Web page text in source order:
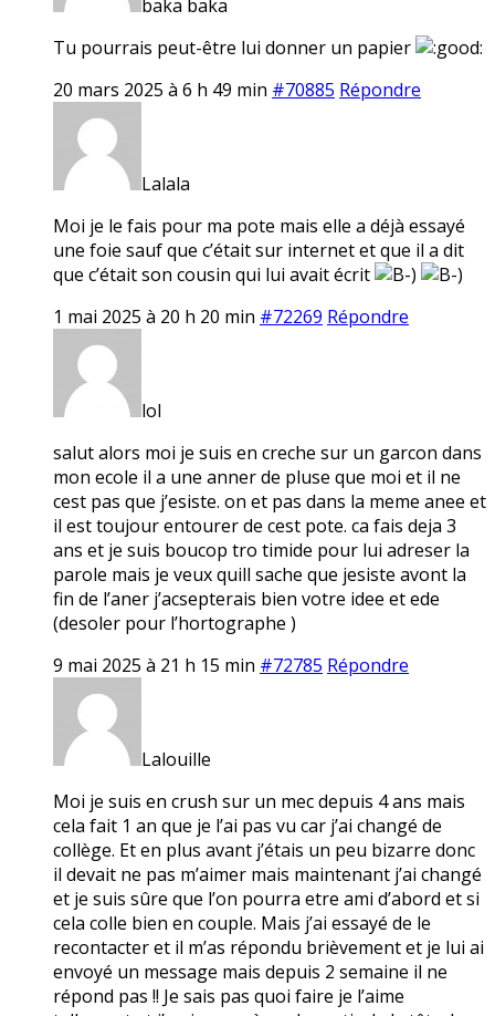
baka baka
Tu pourrais peut-être lui donner un papier
20 mars 2025 à 6 h 49 min #70885 Répondre
Lalala
Moi je le fais pour ma pote mais elle a déjà essayé
une foie sauf que c’était sur internet et que il a dit
que c’était son cousin qui lui avait écrit
1 mai 2025 à 20 h 20 min #72269 Répondre
lol
salut alors moi je suis en creche sur un garcon dans
mon ecole il a une anner de pluse que moi et il ne
cest pas que j’esiste. on et pas dans la meme anee et
il est toujour entourer de cest pote. ca fais deja 3
ans et je suis boucop tro timide pour lui adreser la
parole mais je veux quill sache que jesiste avont la
fin de l’aner j’acsepterais bien votre idee et ede
(desoler pour l’hortographe )
9 mai 2025 à 21 h 15 min #72785 Répondre
Lalouille
Moi je suis en crush sur un mec depuis 4 ans mais
cela fait 1 an que je l’ai pas vu car j’ai changé de
collège. Et en plus avant j’étais un peu bizarre donc
il devait ne pas m’aimer mais maintenant j’ai changé
et je suis sûre que l’on pourra etre ami d’abord et si
cela colle bien en couple. Mais j’ai essayé de le
recontacter et il m’as répondu brièvement et je lui ai
envoyé un message mais depuis 2 semaine il ne
répond pas !! Je sais pas quoi faire je l’aime